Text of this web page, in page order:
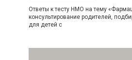
Ответы к тесту НМО на тему
консультирование родителей,
для детей с